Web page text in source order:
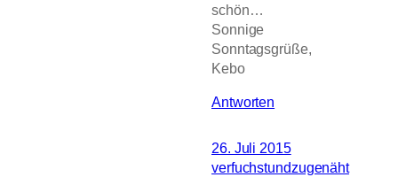
schön…
Sonnige
Sonntagsgrüße,
Kebo
Antworten
26. Juli 2015
verfuchstundzugenäht